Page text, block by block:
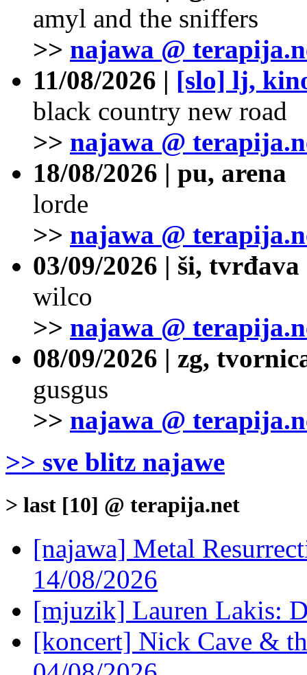
amyl and the sniffers
>> najawa @
11/08/2026 | [slo] lj,
black country new road
>> najawa @
18/08/2026 | pu, arena
lorde
>> najawa @
03/09/2026 | ši,
wilco
>> najawa @
08/09/2026 | zg,
gusgus
>> najawa @
>> sve blitz najawe
> last [10] @ terapija.net
[najawa] Metal
14/08/2026
[mjuzik] Lauren Lakis:
[koncert] Nick Cave &